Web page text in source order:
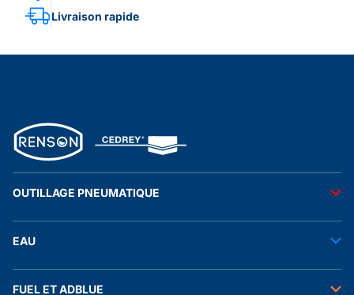
Livraison rapide
OUTILLAGE PNEUMATIQUE
Accessoires pneumatiques
EAU
Tuyaux
FUEL ET ADBLUE